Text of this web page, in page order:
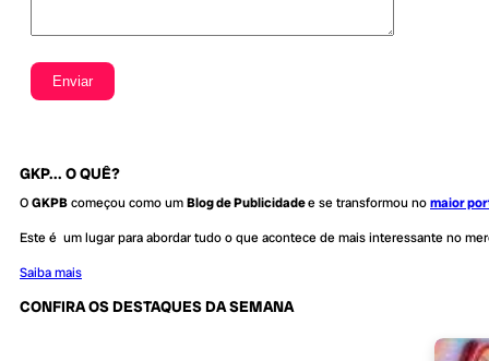
GKP... O QUÊ?
OGKPBcomeçou como umBlog de Publicidadee se transformou nomaior
Este é um lugar para abordar tudo o que acontece de mais interessante no
Saiba mais
CONFIRA OS DESTAQUES DA SEMANA